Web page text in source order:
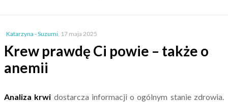
Katarzyna - Suzumi, 17 maja 2025
Krew prawdę Ci powie – także o
anemii
Analiza krwi dostarcza informacji o ogólnym stanie zdrowia.